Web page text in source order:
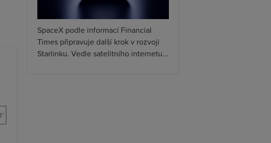
SpaceX podle informací Financial
Times připravuje další krok v rozvoji
Starlinku. Vedle satelitního internetu...